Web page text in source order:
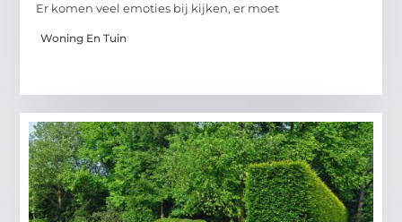
Er komen veel emoties bij kijken, er moet
Woning En Tuin